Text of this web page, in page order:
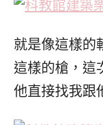
就是像這樣的
這樣的槍，這
他直接找我跟